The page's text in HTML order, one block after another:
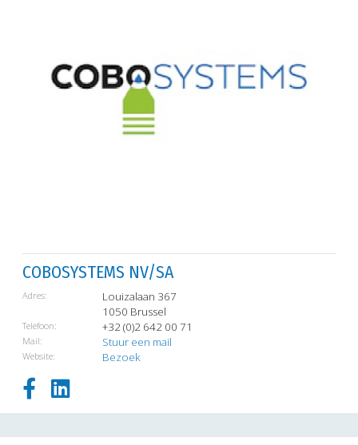
COBOSYSTEMS NV/SA
Adres:
Louizalaan 367
1050 Brussel
Telefoon: +32 (0)2 642 00 71
Mail: Stuur een mail
Website: Bezoek